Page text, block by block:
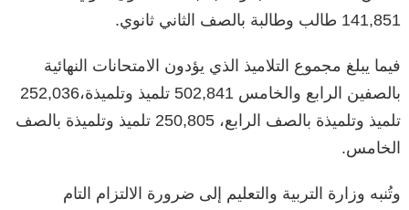
141,851 طالب وطالبة بالصف الثاني ثانوي.
فيما يبلغ مجموع التلاميذ الذي يؤدون الامتحانات النهائية
بالصفين الرابع والخامس تلميذ وتلميذة،252,036
تلميذ وتلميذة بالصف الرابع، تلميذ وتلميذة بالصف
الخامس.
وتُنبه وزارة التربية والتعليم إلى ضرورة الالتزام التام